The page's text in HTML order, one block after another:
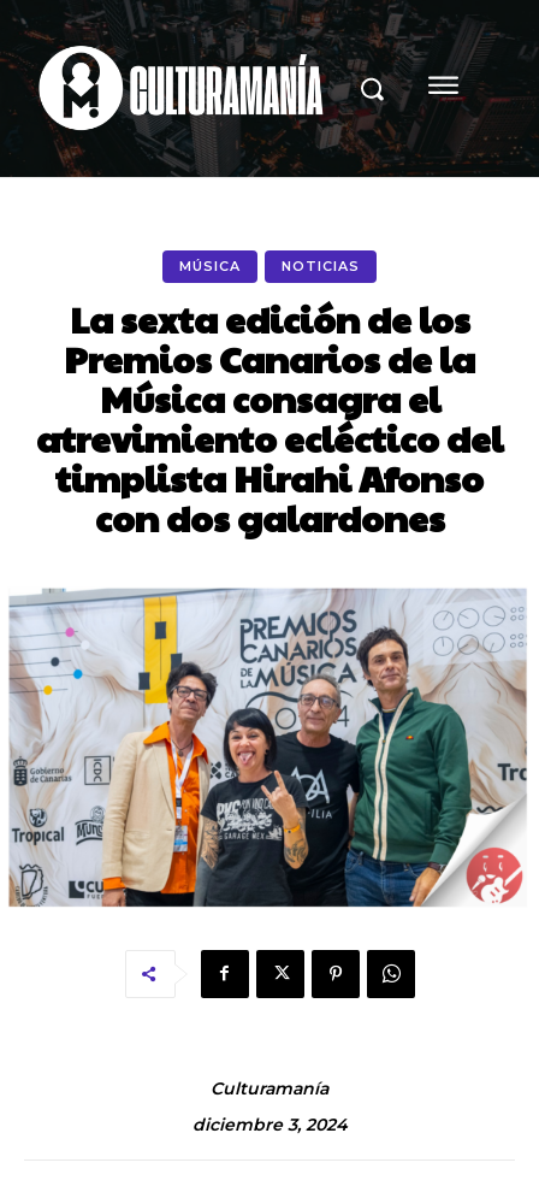
MÚSICA NOTICIAS
La sexta edición de los
Premios Canarios de la
Música consagra el
atrevimiento ecléctico del
timplista Hirahi Afonso
con dos galardones
Culturamanía
diciembre 3, 2024